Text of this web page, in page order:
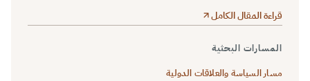
قراءة المقال الكامل
المسارات البحثية
مسار السياسة والعلاقات الدولية